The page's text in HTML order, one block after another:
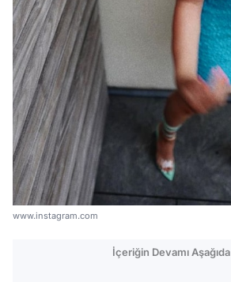
www.instagram.com
İçeriğin Devamı Aşağıda